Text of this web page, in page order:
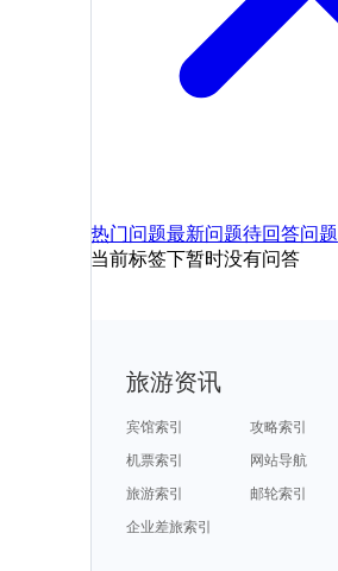
热门问题最新问题待回答问题
当前标签下暂时没有问答
旅游资讯
宾馆索引
攻略索引
机票索引
网站导航
旅游索引
邮轮索引
企业差旅索引